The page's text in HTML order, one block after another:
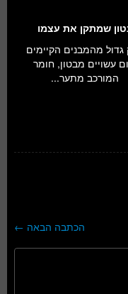
שמתקן את עצמו
גדול מהמבנים הקיימים
עשויים מבטון, חומר
המורכב מתער...
הכתבה הבאה ←